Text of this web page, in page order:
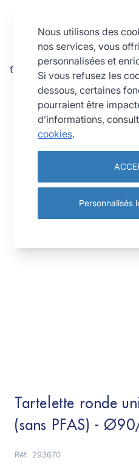
Tartelette ronde unie -
h12 mm
Tartelette ronde
(sans PFAS) -
Réf. 293670
Nous utilisons des
nos services, vous
personnalisées et
Si vous refusez les
dessous, certaines
pourraient être
d’informations,
cookies.
Personnalisés